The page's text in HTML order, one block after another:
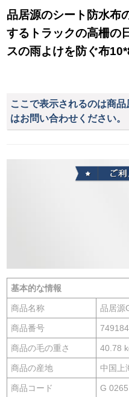
傘を遮り
的なオ
スクタ
ために
めに、雨
に、日
ークミ
品居源のシート防水布
するトラックの高柵の
スの雨よけを防ぐ布
ここで表示されるのは商
はお問い合わせください。
基本的な情報
商品名称 品居源
商品番号
商品の毛の重さ 40.78
商品の産地 中国上
商品コード G